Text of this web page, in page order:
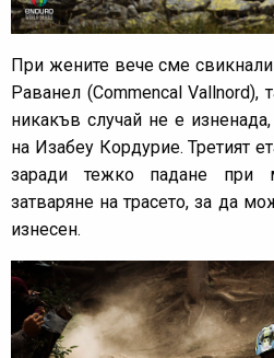
При жените вече сме
Раванел (Commencal Vallnord),
никакъв случай не е
на Изабеу Кордурие. Третият
заради тежко падане при
затваряне на трасето, за да
изнесен.